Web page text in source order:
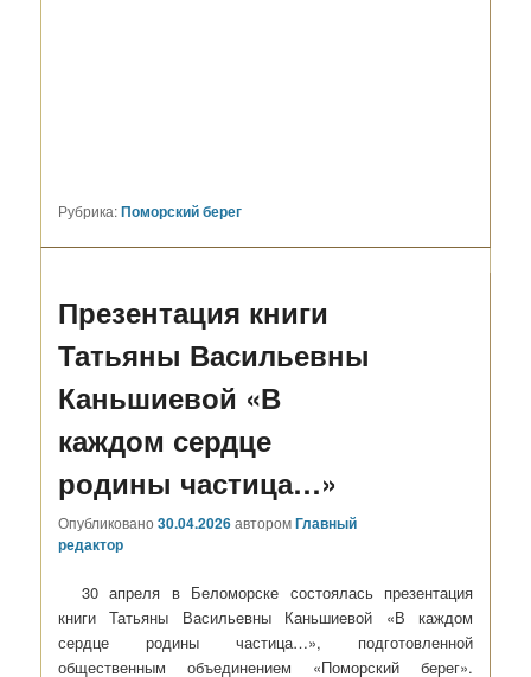
Рубрика:Поморский берег
Презентация книги
Татьяны Васильевны
Каньшиевой «В
каждом сердце
родины частица…»
Опубликовано30.04.2026авторомГлавный
редактор
30 апреля в Беломорске состоялась презентация
книги Татьяны Васильевны Каньшиевой «В каждом
сердце родины частица…», подготовленной
общественным объединением «Поморский берег».